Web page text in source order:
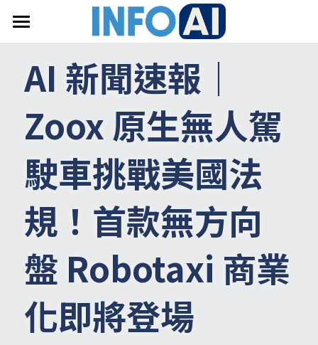
關於InfoAI
訂閱電子報
搜索
email聯絡
AI 新聞速報｜
Zoox 原生無人駕
駛車挑戰美國法
規！首款無方向
盤 Robotaxi 商業
化即將登場